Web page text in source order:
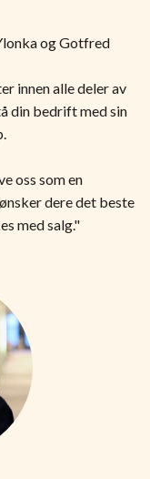
og Gotfred
innen alle deler av
din bedrift med sin
oss som en
dere det beste
med salg."